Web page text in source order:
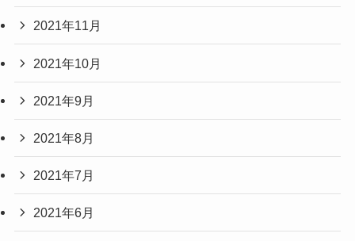
2021年11月
2021年10月
2021年9月
2021年8月
2021年7月
2021年6月